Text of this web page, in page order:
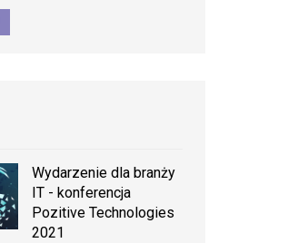
Wydarzenie dla branży
IT - konferencja
Pozitive Technologies
2021